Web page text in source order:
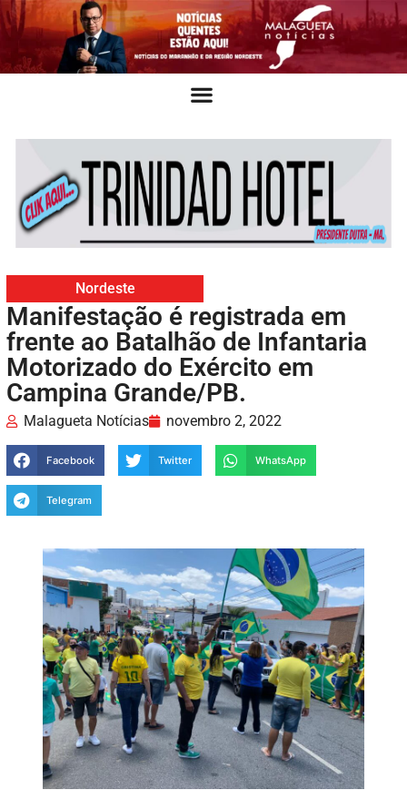
Nordeste
Manifestação é registrada em
frente ao Batalhão de Infantaria
Motorizado do Exército em
Campina Grande/PB.
Malagueta Notícias novembro 2, 2022
Facebook Twitter WhatsApp
Telegram